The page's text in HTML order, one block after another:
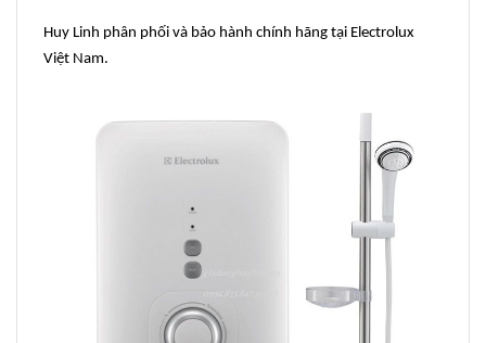
Huy Linh phân phối và bảo hành chính hãng tại Electrolux
Việt Nam.